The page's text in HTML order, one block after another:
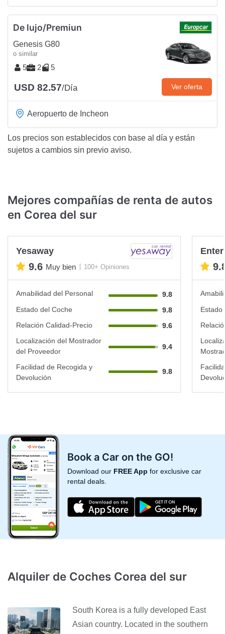
De lujo/Premiun
Genesis G80
o similar
5 2 5
USD 82.57/Día Ver oferta
Aeropuerto de Incheon
Los precios son establecidos con base al día y están
sujetos a cambios sin previo aviso.
Mejores compañías de renta de autos
en Corea del sur
Yesaway
9.6 Muy bien 100+ Opiniones
Amabilidad del Personal
9.8
Estado del Coche
9.8
Relación Calidad-Precio
9.6
Localización del Mostrador
del Proveedor
9.4
Facilidad de Recogida y
Devolución
9.8
Estado
Book a Car on the GO!
Download our FREE App for exclusive car
rental deals.
Alquiler de Coches Corea del sur
South Korea is a fully developed East
Asian country. Located in the southern